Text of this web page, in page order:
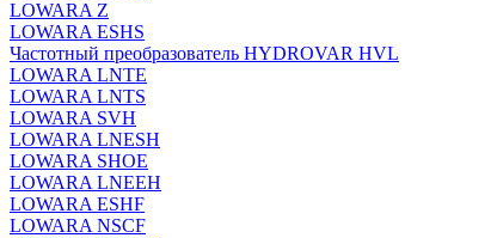
LOWARA Z
LOWARA ESHS
Частотный преобразователь HYDROVAR HVL
LOWARA LNTE
LOWARA LNTS
LOWARA SVH
LOWARA LNESH
LOWARA SHOE
LOWARA LNEEH
LOWARA ESHF
LOWARA NSCF